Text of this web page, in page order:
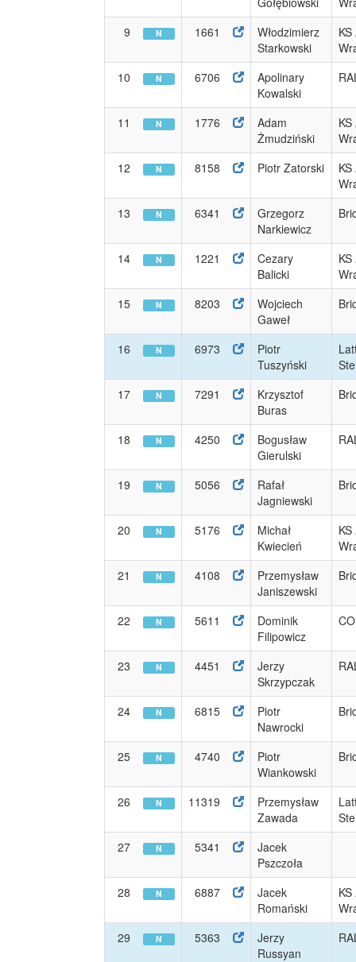
9
N 1661
Włodzimierz
Starkowski
10
N 6706
Apolinary
Kowalski
11 N 1776
Adam
Żmudziński
12
N 8158 Piotr Zatorski
13
N 6341
Grzegorz
Narkiewicz
14 N 1221
Cezary
Balicki
15
N 8203
Wojciech
Gaweł
16 N 6973
Piotr
Tuszyński
17
N 7291
Krzysztof
Buras
18 N 4250
Bogusław
Gierulski
19 N 5056
Rafał
Jagniewski
20 N 5176
Michał
Kwiecień
21
N 4108
Przemysław
Janiszewski
22 N 5611
Dominik
Filipowicz
23 N 4451
Jerzy
Skrzypczak
24 N 6815
Piotr
Nawrocki
25 N 4740
Piotr
Wiankowski
26 N 11319
Przemysław
Zawada
27
N 5341
Jacek
Pszczoła
28
N 6887
Jacek
Romański
29
N 5363
Jerzy
Russyan